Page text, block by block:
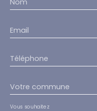
Nom
Email
Téléphone
Votre commune
Vous souhaitez